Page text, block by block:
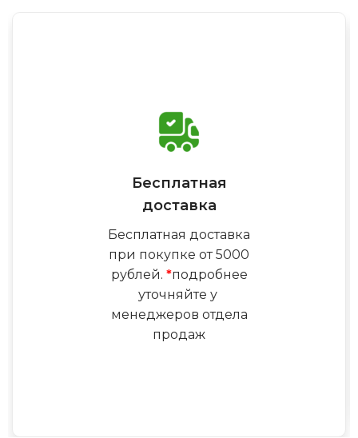
Бесплатная
доставка
Бесплатная доставка
при покупке от 5000
рублей. *подробнее
уточняйте у
менеджеров отдела
продаж